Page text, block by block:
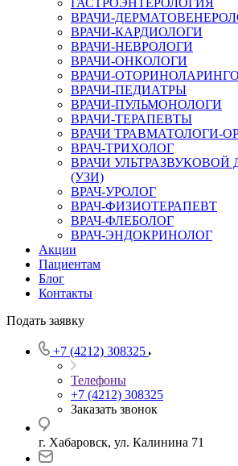
ГАСТРОЭНТЕРОЛОГИЯ
ВРАЧИ-
ВРАЧИ-КАРДИОЛОГИ
ВРАЧИ-НЕВРОЛОГИ
ВРАЧИ-ОНКОЛОГИ
ВРАЧИ-
ВРАЧИ-ПЕДИАТРЫ
ВРАЧИ-ПУЛЬМОНОЛОГИ
ВРАЧИ-ТЕРАПЕВТЫ
ВРАЧИ ТРАВМАТОЛОГИ-
ВРАЧ-ТРИХОЛОГ
ВРАЧИ
(УЗИ)
ВРАЧ-УРОЛОГ
ВРАЧ-ФИЗИОТЕРАПЕВТ
ВРАЧ-ФЛЕБОЛОГ
ВРАЧ-ЭНДОКРИНОЛОГ
Акции
Пациентам
Блог
Контакты
Подать заявку
+7 (4212) 308325
Телефоны
+7 (4212) 308325
Заказать звонок
г. Хабаровск, ул. Калинина 71